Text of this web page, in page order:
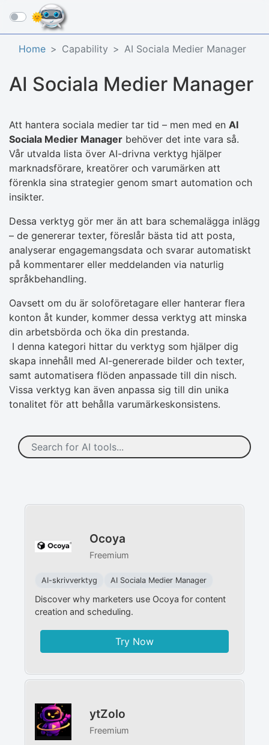
☰
Home Capability AI Sociala Medier Manager
AI Sociala Medier Manager
Att hantera sociala medier tar tid – men med en AI
Sociala Medier Manager behöver det inte vara så.
Vår utvalda lista över AI-drivna verktyg hjälper
marknadsförare, kreatörer och varumärken att
förenkla sina strategier genom smart automation och
insikter.
Dessa verktyg gör mer än att bara schemalägga inlägg
– de genererar texter, föreslår bästa tid att posta,
analyserar engagemangsdata och svarar automatiskt
på kommentarer eller meddelanden via naturlig
språkbehandling.
Oavsett om du är soloföretagare eller hanterar flera
konton åt kunder, kommer dessa verktyg att minska
din arbetsbörda och öka din prestanda.
I denna kategori hittar du verktyg som hjälper dig
skapa innehåll med AI-genererade bilder och texter,
samt automatisera flöden anpassade till din nisch.
Vissa verktyg kan även anpassa sig till din unika
tonalitet för att behålla varumärkeskonsistens.
Ocoya
Freemium
AI-skrivverktyg AI Sociala Medier Manager
Discover why marketers use Ocoya for content
creation and scheduling.
Try Now
ytZolo
Freemium